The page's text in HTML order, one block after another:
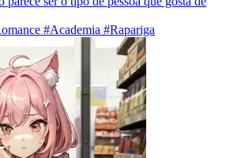
#Academia #Rapariga